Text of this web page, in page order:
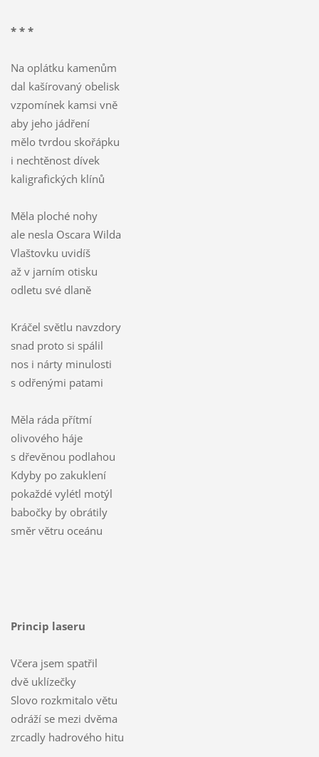
* * *
Na oplátku kamenům
dal kašírovaný obelisk
vzpomínek kamsi vně
aby jeho jádření
mělo tvrdou skořápku
i nechtěnost dívek
kaligrafických klínů
Měla ploché nohy
ale nesla Oscara Wilda
Vlaštovku uvidíš
až v jarním otisku
odletu své dlaně
Kráčel světlu navzdory
snad proto si spálil
nos i nárty minulosti
s odřenými patami
Měla ráda přítmí
olivového háje
s dřevěnou podlahou
Kdyby po zakuklení
pokaždé vylétl motýl
babočky by obrátily
směr větru oceánu
Princip laseru
Včera jsem spatřil
dvě uklízečky
Slovo rozkmitalo větu
odráží se mezi dvěma
zrcadly hadrového hitu